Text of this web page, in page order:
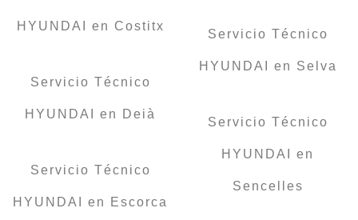
HYUNDAI en Costitx
Servicio Técnico
HYUNDAI en Deià
Servicio Técnico
HYUNDAI en Escorca
Servicio Técnico
HYUNDAI en Selva
Servicio Técnico
HYUNDAI en
Sencelles